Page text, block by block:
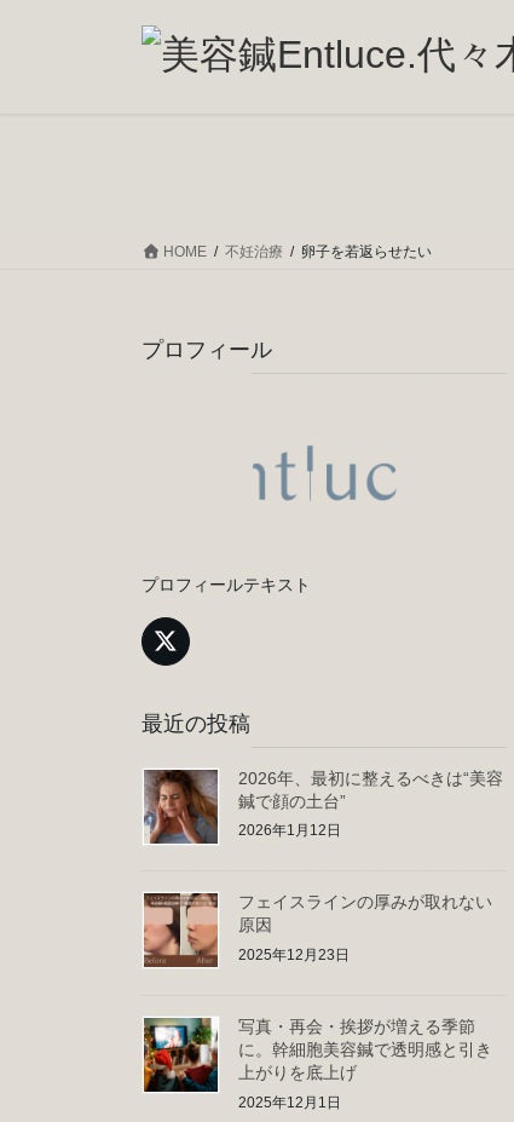
HOME 不妊治療 卵子を若返らせたい
プロフィール
プロフィールテキスト
最近の投稿
2026年、最初に整えるべきは“美容
鍼で顔の土台”
2026年1月12日
フェイスラインの厚みが取れない
原因
2025年12月23日
写真・再会・挨拶が増える季節
に。幹細胞美容鍼で透明感と引き
上がりを底上げ
2025年12月1日